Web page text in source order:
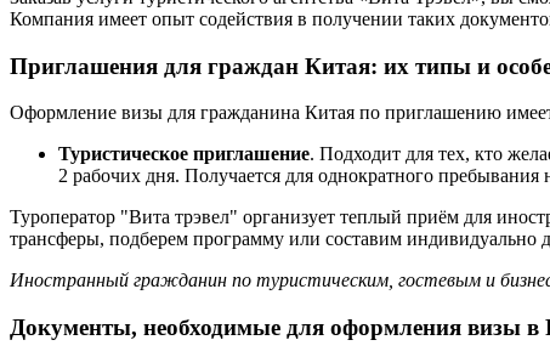
Компания имеет опыт содействия в получении таких
Приглашения для граждан Китая: их типы и
Оформление визы для гражданина Китая по приглашению
Туристическое приглашение. Подходит для тех, кто
2 рабочих дня. Получается для однократного
Туроператор "Вита трэвел" организует теплый приём для
трансферы, подберем программу или составим индивидуально
Иностранный гражданин по туристическим, гостевым и
Документы, необходимые для оформления визы